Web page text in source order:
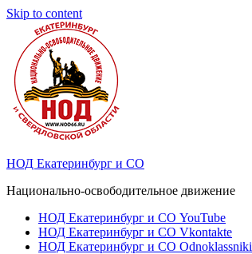
Skip to content
НОД Екатеринбург и СО
Национально-освободительное движение
НОД Екатеринбург и СО YouTube
НОД Екатеринбург и СО Vkontakte
НОД Екатеринбург и СО Odnoklassniki